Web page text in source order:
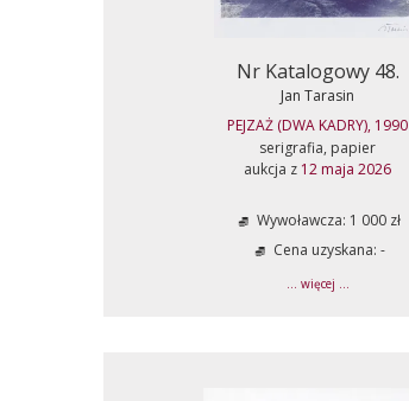
Nr Katalogowy 48.
Jan Tarasin
PEJZAŻ (DWA KADRY), 1990
serigrafia, papier
aukcja z 12 maja 2026
Wywoławcza: 1 000 zł
Cena uzyskana: -
... więcej ...